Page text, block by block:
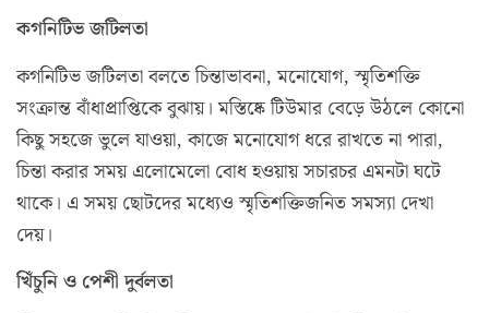
কগনিটিভ জটিলতা
কগনিটিভ জটিলতা বলতে চিন্তাভাবনা, মনোযোগ, স্মৃতিশক্তি
সংক্রান্ত বাঁধাপ্রাপ্তিকে বুঝায়। মস্তিষ্কে টিউমার বেড়ে উঠলে কোনো
কিছু সহজে ভুলে যাওয়া, কাজে মনোযোগ ধরে রাখতে না পারা,
চিন্তা করার সময় এলোমেলো বোধ হওয়ায় সচারচর এমনটা ঘটে
থাকে। এ সময় ছোটদের মধ্যেও স্মৃতিশক্তিজনিত সমস্যা দেখা
দেয়।
খিঁচুনি ও পেশী দুর্বলতা